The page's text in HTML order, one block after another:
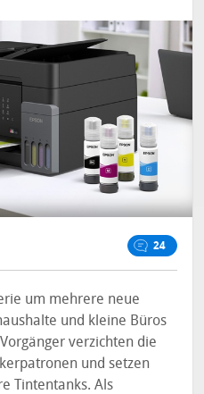
24
um mehrere neue
und kleine Büros
verzichten die
und setzen
Tintentanks. Als